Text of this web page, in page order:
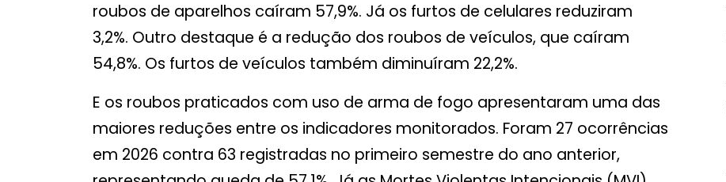
roubos de aparelhos caíram 57,9%. Já os furtos de celulares reduziram
3,2%. Outro destaque é a redução dos roubos de veículos, que caíram
54,8%. Os furtos de veículos também diminuíram 22,2%.
E os roubos praticados com uso de arma de fogo apresentaram uma das
maiores reduções entre os indicadores monitorados. Foram 27 ocorrências
em 2026 contra 63 registradas no primeiro semestre do ano anterior,